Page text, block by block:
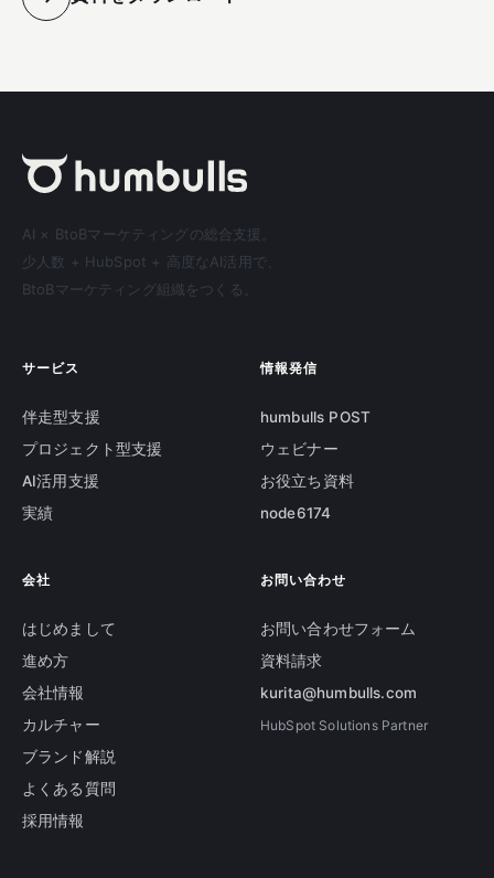
AI × BtoBマーケティングの総合支援。
少人数 + HubSpot + 高度なAI活用で、
BtoBマーケティング組織をつくる。
サービス
伴走型支援
プロジェクト型支援
AI活用支援
実績
情報発信
humbulls POST
ウェビナー
お役立ち資料
node6174
会社
はじめまして
進め方
会社情報
カルチャー
ブランド解説
よくある質問
採用情報
お問い合わせ
お問い合わせフォーム
資料請求
kurita@humbulls.com
HubSpot Solutions Partner